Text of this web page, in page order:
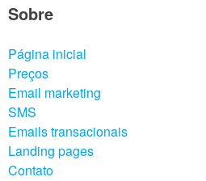
Sobre
Página inicial
Preços
Email marketing
SMS
Emails transacionais
Landing pages
Contato